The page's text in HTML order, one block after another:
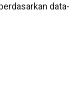
data-